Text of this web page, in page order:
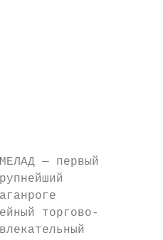
— первый
торгово-